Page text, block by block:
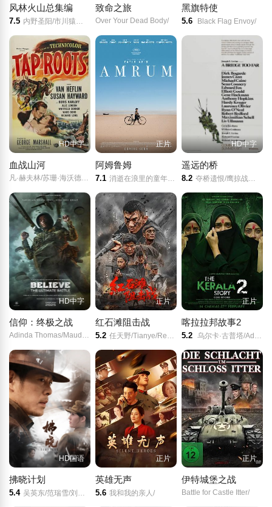
风林火山总集编
7.5 内野圣阳/市川猿之助/神威乐斗/池胁千鹤/
致命之旅
Over Your Dead Body/
黑旗特使
5.6 Black Flag Envoy/
HD中字
血战山河
凡·赫夫林/苏珊·海沃德/波利斯·卡洛夫/朱莉·伦敦/
正片
阿姆鲁姆
7.1 消逝在浪里的童年(台)/
HD中字
遥远的桥
8.2 夺桥遗恨/鹰掠战士/英雄冢/
HD中字
信仰：终极之战
Adinda Thomas/Maudy Kusnaedi/Hardi Fadhillah/
正片
红石滩阻击战
5.2 任天野/Tianye/Ren//饰演覃达桂/李易泽/Yize/Li/饰演陈文渊/及晓光//饰演潘新潮/郭茗苑/Mingyuan/Guo/饰演/覃娜洁/赵晴玉舒//饰演/向井立夫/姜志峰/Zhifeng/Jiang//饰演/陈冠英/
正片
喀拉拉邦故事2
5.2 乌尔卡·古普塔/Aditi Bhatia/Aishwarya Ojha/阿尔卡·阿明/
HD国语
拂晓计划
5.4 吴英东/范瑞雪/刘世华/
正片
英雄无声
5.6 我和我的亲人/
正片
伊特城堡之战
Battle for Castle Itter/